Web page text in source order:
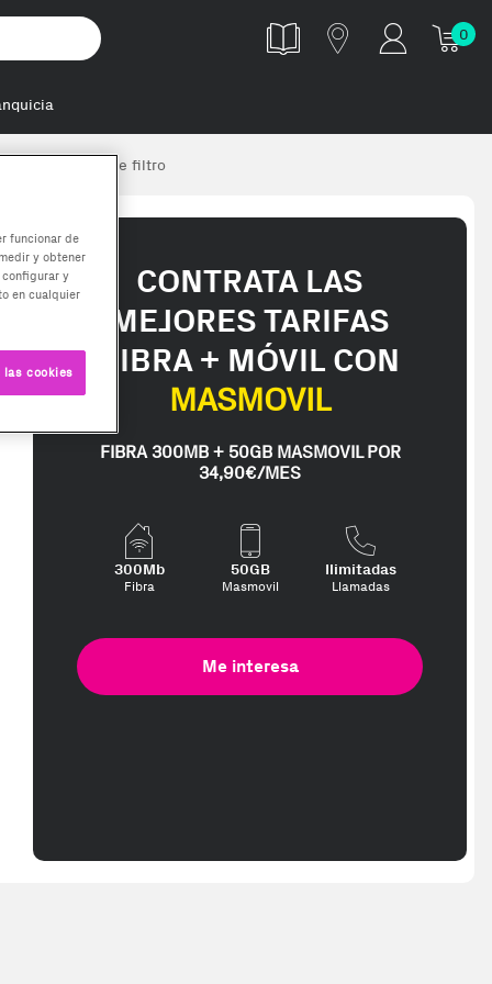
0
Cafetera de filtro
CONTRATA LAS
MEJORES TARIFAS
FIBRA + MÓVIL CON
MASMOVIL
FIBRA 300MB + 50GB MASMOVIL POR
34,90€/MES
300Mb
Fibra
50GB
Masmovil
Ilimitadas
Llamadas
Me interesa
funcionar de
y obtener
y
en cualquier
cookies